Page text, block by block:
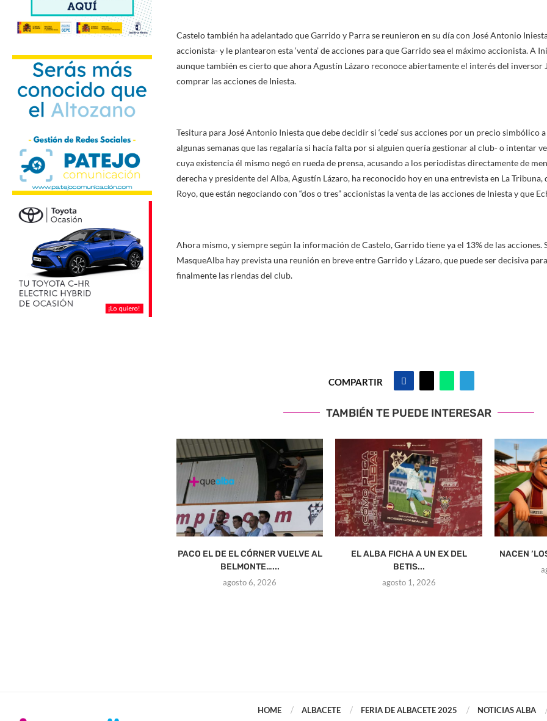
Castelo también ha adelantado que Garrido y Parra se reunieron en su día con José Antonio
accionista- y le plantearon esta ‘venta’ de acciones para que Garrido sea el máximo accionista. A
aunque también es cierto que ahora Agustín Lázaro reconoce abiertamente el interés del inversor
comprar las acciones de Iniesta.
Tesitura para José Antonio Iniesta que debe decidir si ‘cede’ sus acciones por un precio simbólico
algunas semanas que las regalaría si hacía falta por si alguien quería gestionar al club- o intentar
cuya existencia él mismo negó en rueda de prensa, acusando a los periodistas directamente de
derecha y presidente del Alba, Agustín Lázaro, ha reconocido hoy en una entrevista en La Tribuna,
Royo, que están negociando con “dos o tres” accionistas la venta de las acciones de Iniesta y que
Ahora mismo, y siempre según la información de Castelo, Garrido tiene ya el 13% de las acciones.
MasqueAlba hay prevista una reunión en breve entre Garrido y Lázaro, que puede ser decisiva
finalmente las riendas del club.
COMPARTIR
TAMBIÉN TE PUEDE INTERESAR
PACO EL DE EL CÓRNER VUELVE AL
BELMONTE…...
agosto 6, 2026
EL ALBA FICHA A UN EX DEL
BETIS...
agosto 1, 2026
NACEN
HOME ALBACETE FERIA DE ALBACETE 2025
NOTICIAS ALBA